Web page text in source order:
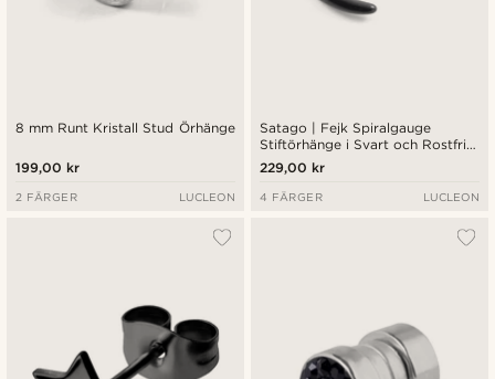
8 mm Runt Kristall Stud Örhänge
199,00 kr
2 FÄRGER LUCLEON
Satago | Fejk Spiralgauge
Stiftörhänge i Svart och Rostfritt
Stål
229,00 kr
4 FÄRGER LUCLEON